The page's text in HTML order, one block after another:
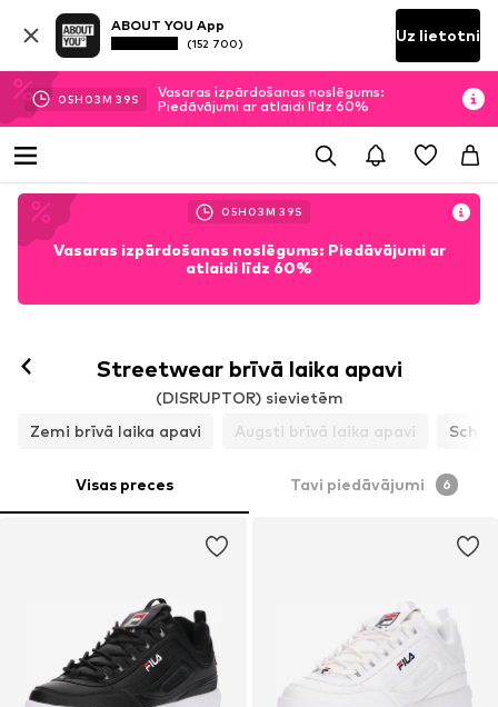
ABOUT YOU App
(152 700) Uz lietotni
05H 03M 38S
Vasaras izpārdošanas noslēgums:
Piedāvājumi ar atlaidi līdz 60%
05H 03M 38S
Vasaras izpārdošanas noslēgums: Piedāvājumi ar
atlaidi līdz 60%
Streetwear brīvā laika apavi
(DISRUPTOR) sievietēm
Zemi brīvā laika apavi
Augsti brīvā laika apavi
Visas preces Tavi piedāvājumi 6